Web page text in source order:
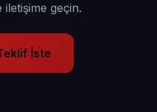
iletişime geçin.
İste